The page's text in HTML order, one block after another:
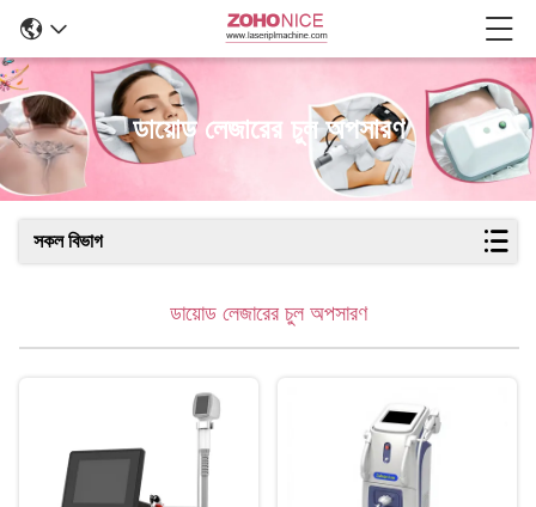
ডায়োড লেজারের চুল অপসারণ
সকল বিভাগ
ডায়োড লেজারের চুল অপসারণ